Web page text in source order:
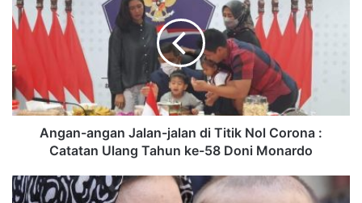
Angan-angan Jalan-jalan di Titik Nol Corona :
Catatan Ulang Tahun ke-58 Doni Monardo